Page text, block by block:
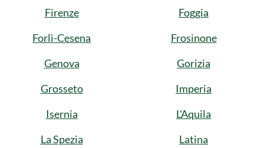
Firenze
Foggia
Forlì-Cesena
Frosinone
Genova
Gorizia
Grosseto
Imperia
Isernia
L'Aquila
La Spezia
Latina